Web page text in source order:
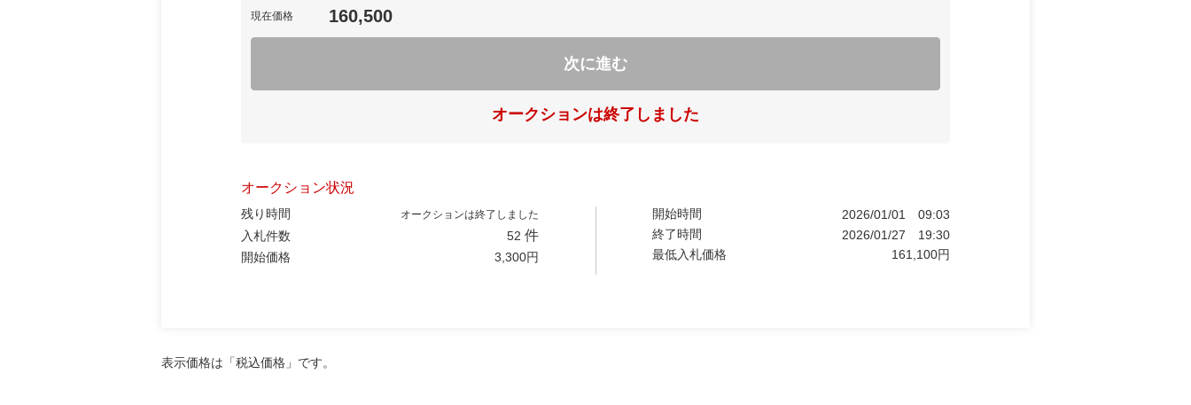
現在価格 160,500
次に進む
オークションは終了しました
オークション状況
残り時間 オークションは終了しました
入札件数 52 件
開始価格 3,300円
開始時間 2026/01/01
09:03
終了時間
2026/01/27
19:30
最低入札価格
161,100円
表示価格は「税込価格」です。